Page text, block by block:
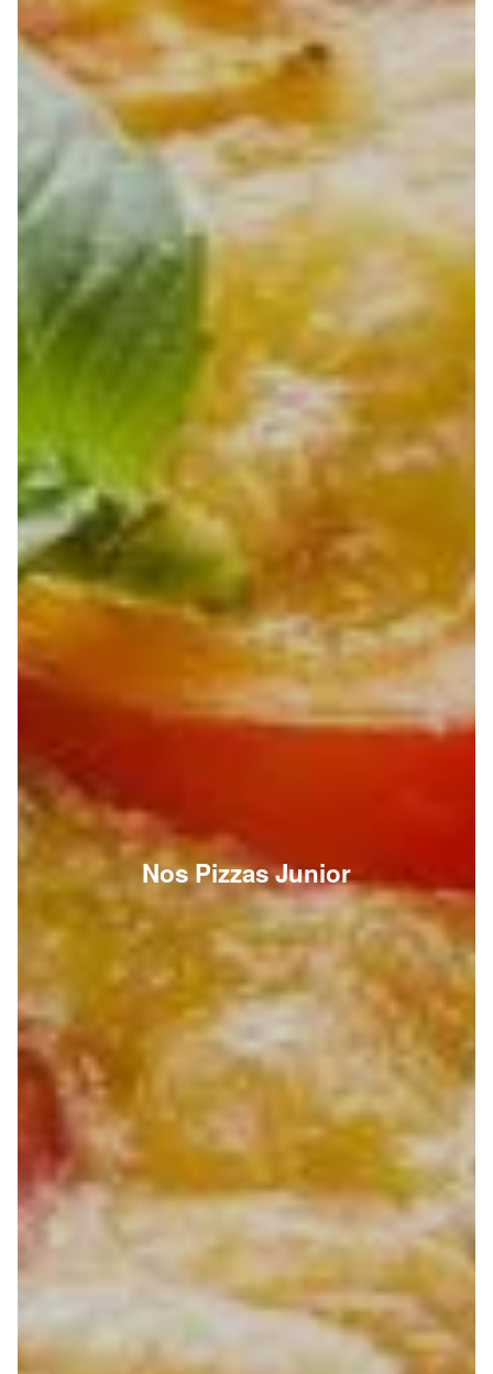
Nos Pizzas Junior